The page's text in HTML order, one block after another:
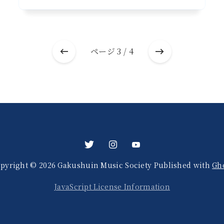
ページ 3 / 4
© 2026 Gakushuin Music Society Published with
JavaScript License Information